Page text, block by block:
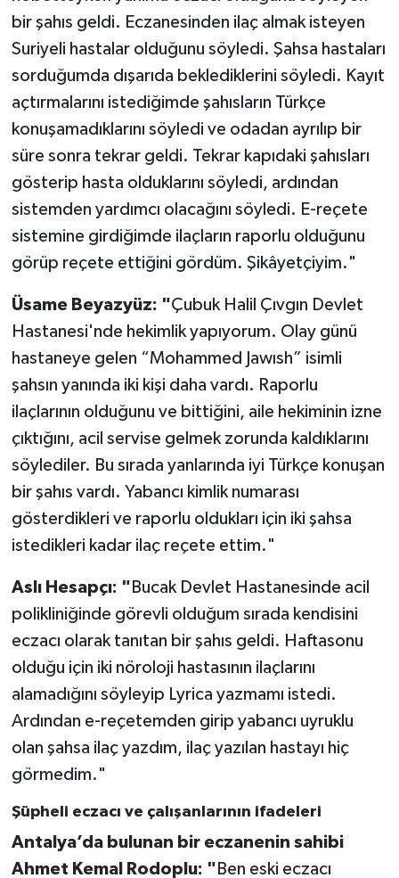
bir şahıs geldi. Eczanesinden ilaç almak isteyen
Suriyeli hastalar olduğunu söyledi. Şahsa hastaları
sorduğumda dışarıda beklediklerini söyledi. Kayıt
açtırmalarını istediğimde şahısların Türkçe
konuşamadıklarını söyledi ve odadan ayrılıp bir
süre sonra tekrar geldi. Tekrar kapıdaki şahısları
gösterip hasta olduklarını söyledi, ardından
sistemden yardımcı olacağını söyledi. E-reçete
sistemine girdiğimde ilaçların raporlu olduğunu
görüp reçete ettiğini gördüm. Şikâyetçiyim."
Üsame Beyazyüz: "Çubuk Halil Çıvgın Devlet
Hastanesi'nde hekimlik yapıyorum. Olay günü
hastaneye gelen “Mohammed Jawısh” isimli
şahsın yanında iki kişi daha vardı. Raporlu
ilaçlarının olduğunu ve bittiğini, aile hekiminin izne
çıktığını, acil servise gelmek zorunda kaldıklarını
söylediler. Bu sırada yanlarında iyi Türkçe konuşan
bir şahıs vardı. Yabancı kimlik numarası
gösterdikleri ve raporlu oldukları için iki şahsa
istedikleri kadar ilaç reçete ettim."
Aslı Hesapçı: " Bucak Devlet Hastanesinde acil
polikliniğinde görevli olduğum sırada kendisini
eczacı olarak tanıtan bir şahıs geldi. Haftasonu
olduğu için iki nöroloji hastasının ilaçlarını
alamadığını söyleyip Lyrica yazmamı istedi.
Ardından e-reçetemden girip yabancı uyruklu
olan şahsa ilaç yazdım, ilaç yazılan hastayı hiç
görmedim."
Şüpheli eczacı ve çalışanlarının ifadeleri
Antalya’da bulunan bir eczanenin sahibi
Ahmet Kemal Rodoplu: " Ben eski eczacı